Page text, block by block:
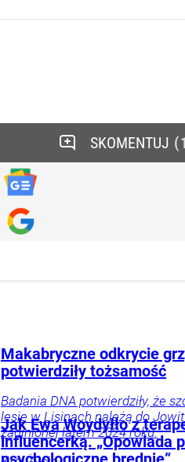
SKOMENTUJ
Makabryczne odkrycie
potwierdziły tożsamość
Badania DNA potwierdziły, że
lesie w Lisinach należą do
zaginionej latem 2024 roku.
Jak Ewa Woydyłło z
influencerką. „Opowiada